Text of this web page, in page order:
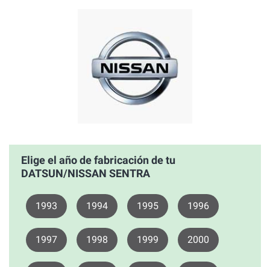
Elige el año de fabricación de tu
DATSUN/NISSAN SENTRA
1993 1994 1995 1996
1997 1998 1999 2000